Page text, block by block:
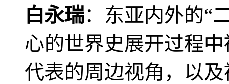
白永瑞：东亚内外的“
心的世界史展开过程
代表的周边视角，以